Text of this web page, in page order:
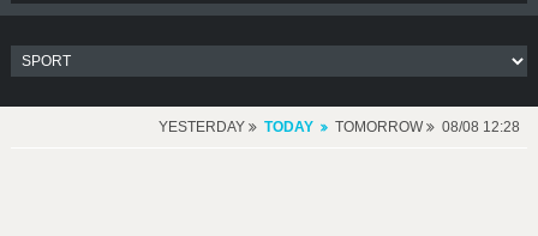
YESTERDAY TODAY TOMORROW 08/08 12:28